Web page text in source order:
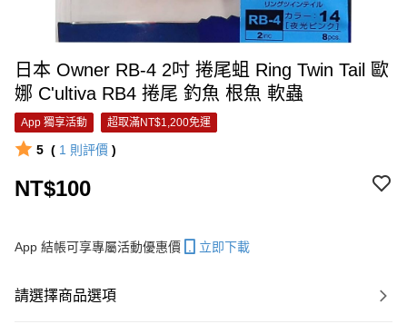
日本 Owner RB-4 2吋 捲尾蛆 Ring Twin Tail 歐
娜 C'ultiva RB4 捲尾 釣魚 根魚 軟蟲
App 獨享活動 超取滿NT$1,200免運
5 ( 1 則評價 )
NT$100
App 結帳可享專屬活動優惠價 立即下載
請選擇商品選項